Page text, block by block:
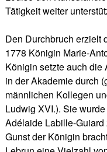
Tätigkeit weiter
Den Durchbruch erzielt
1778 Königin Marie-
Königin setzte auch
in der Akademie durch
männlichen Kollegen
Ludwig XVI.). Sie
Adélaide Labille-
Gunst der Königin